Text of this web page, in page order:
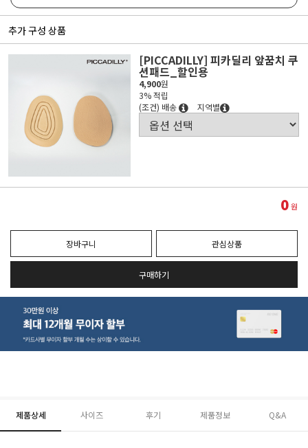
추가 구성 상품
[PICCADILLY] 피카딜리 앞꿈치 쿠
션패드_할인용
4,900원
3% 적립
(조건) 배송
지역별
0원
장바구니 관심상품
구매하기
제품상세 사이즈 후기 제품정보 Q&A